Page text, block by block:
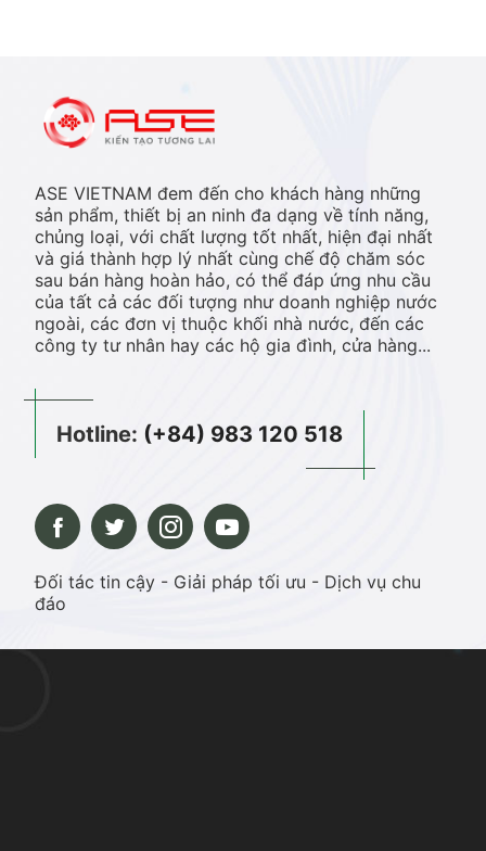
ASE VIETNAM đem đến cho khách hàng những
sản phẩm, thiết bị an ninh đa dạng về tính năng,
chủng loại, với chất lượng tốt nhất, hiện đại nhất
và giá thành hợp lý nhất cùng chế độ chăm sóc
sau bán hàng hoàn hảo, có thể đáp ứng nhu cầu
của tất cả các đối tượng như doanh nghiệp nước
ngoài, các đơn vị thuộc khối nhà nước, đến các
công ty tư nhân hay các hộ gia đình, cửa hàng...
Hotline: (+84) 983 120 518
Đối tác tin cậy - Giải pháp tối ưu - Dịch vụ chu
đáo